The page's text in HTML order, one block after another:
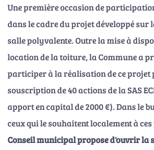
Une première occasion de
dans le cadre du projet développé sur
salle polyvalente. Outre la mise à
location de la toiture, la Commune a
participer à la réalisation de ce projet
souscription de 40 actions de la SAS
apport en capital de 2000 €). Dans le
ceux qui le souhaitent localement à
Conseil municipal propose d'ouvrir la